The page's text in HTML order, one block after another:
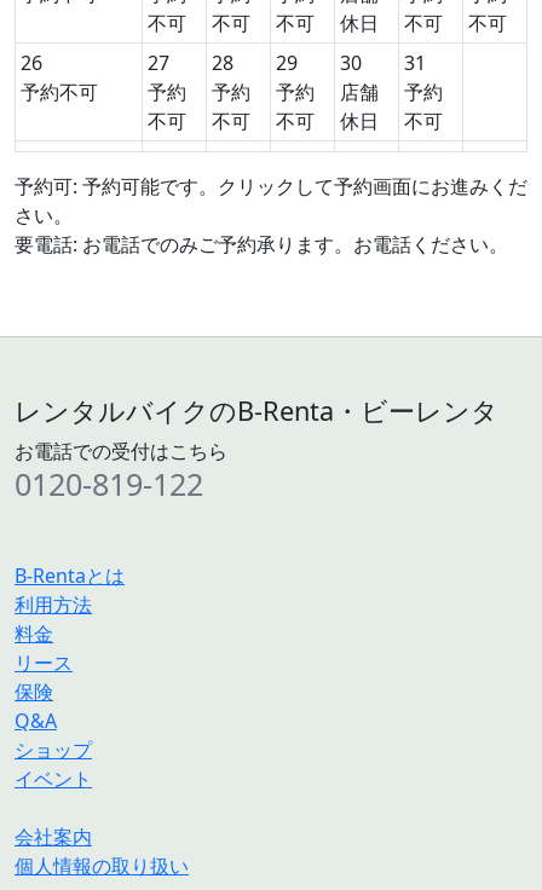
不可
不可
不可
休日
不可
不可
26
予約不可
27
予約
不可
28
予約
不可
29
予約
不可
30
店舗
休日
31
予約
不可
予約可: 予約可能です。クリックして予約画面にお進みくだ
さい。
要電話: お電話でのみご予約承ります。お電話ください。
レンタルバイクのB-Renta・ビーレンタ
お電話での受付はこちら
0120-819-122
B-Rentaとは
利用方法
料金
リース
保険
Q&A
ショップ
イベント
会社案内
個人情報の取り扱い